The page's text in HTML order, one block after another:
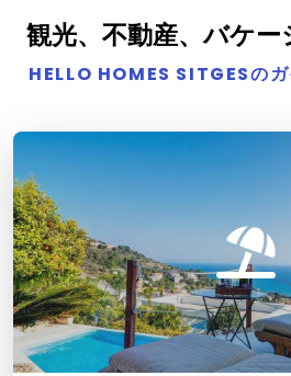
観光、不動産、バケ
HELLO HOMES SITGESの